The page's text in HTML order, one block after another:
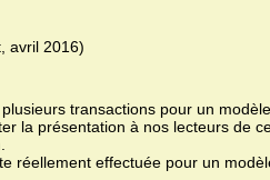
avril 2016)
transactions pour un modèle
la présentation à nos lecteurs de
réellement effectuée pour un